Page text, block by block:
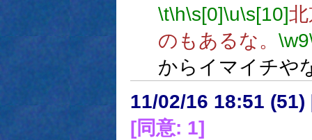
\t\h\s[0]\u\s[10]
のもあるな。 \w9
からイマイチや
11/02/16 18:51 (51)
[同意: 1]